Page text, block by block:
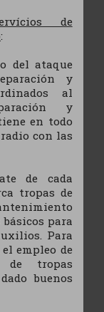
de
:
del ataque
y
al
y
en todo
con las
de cada
tropas de
para
Para
empleo de
de tropas
buenos